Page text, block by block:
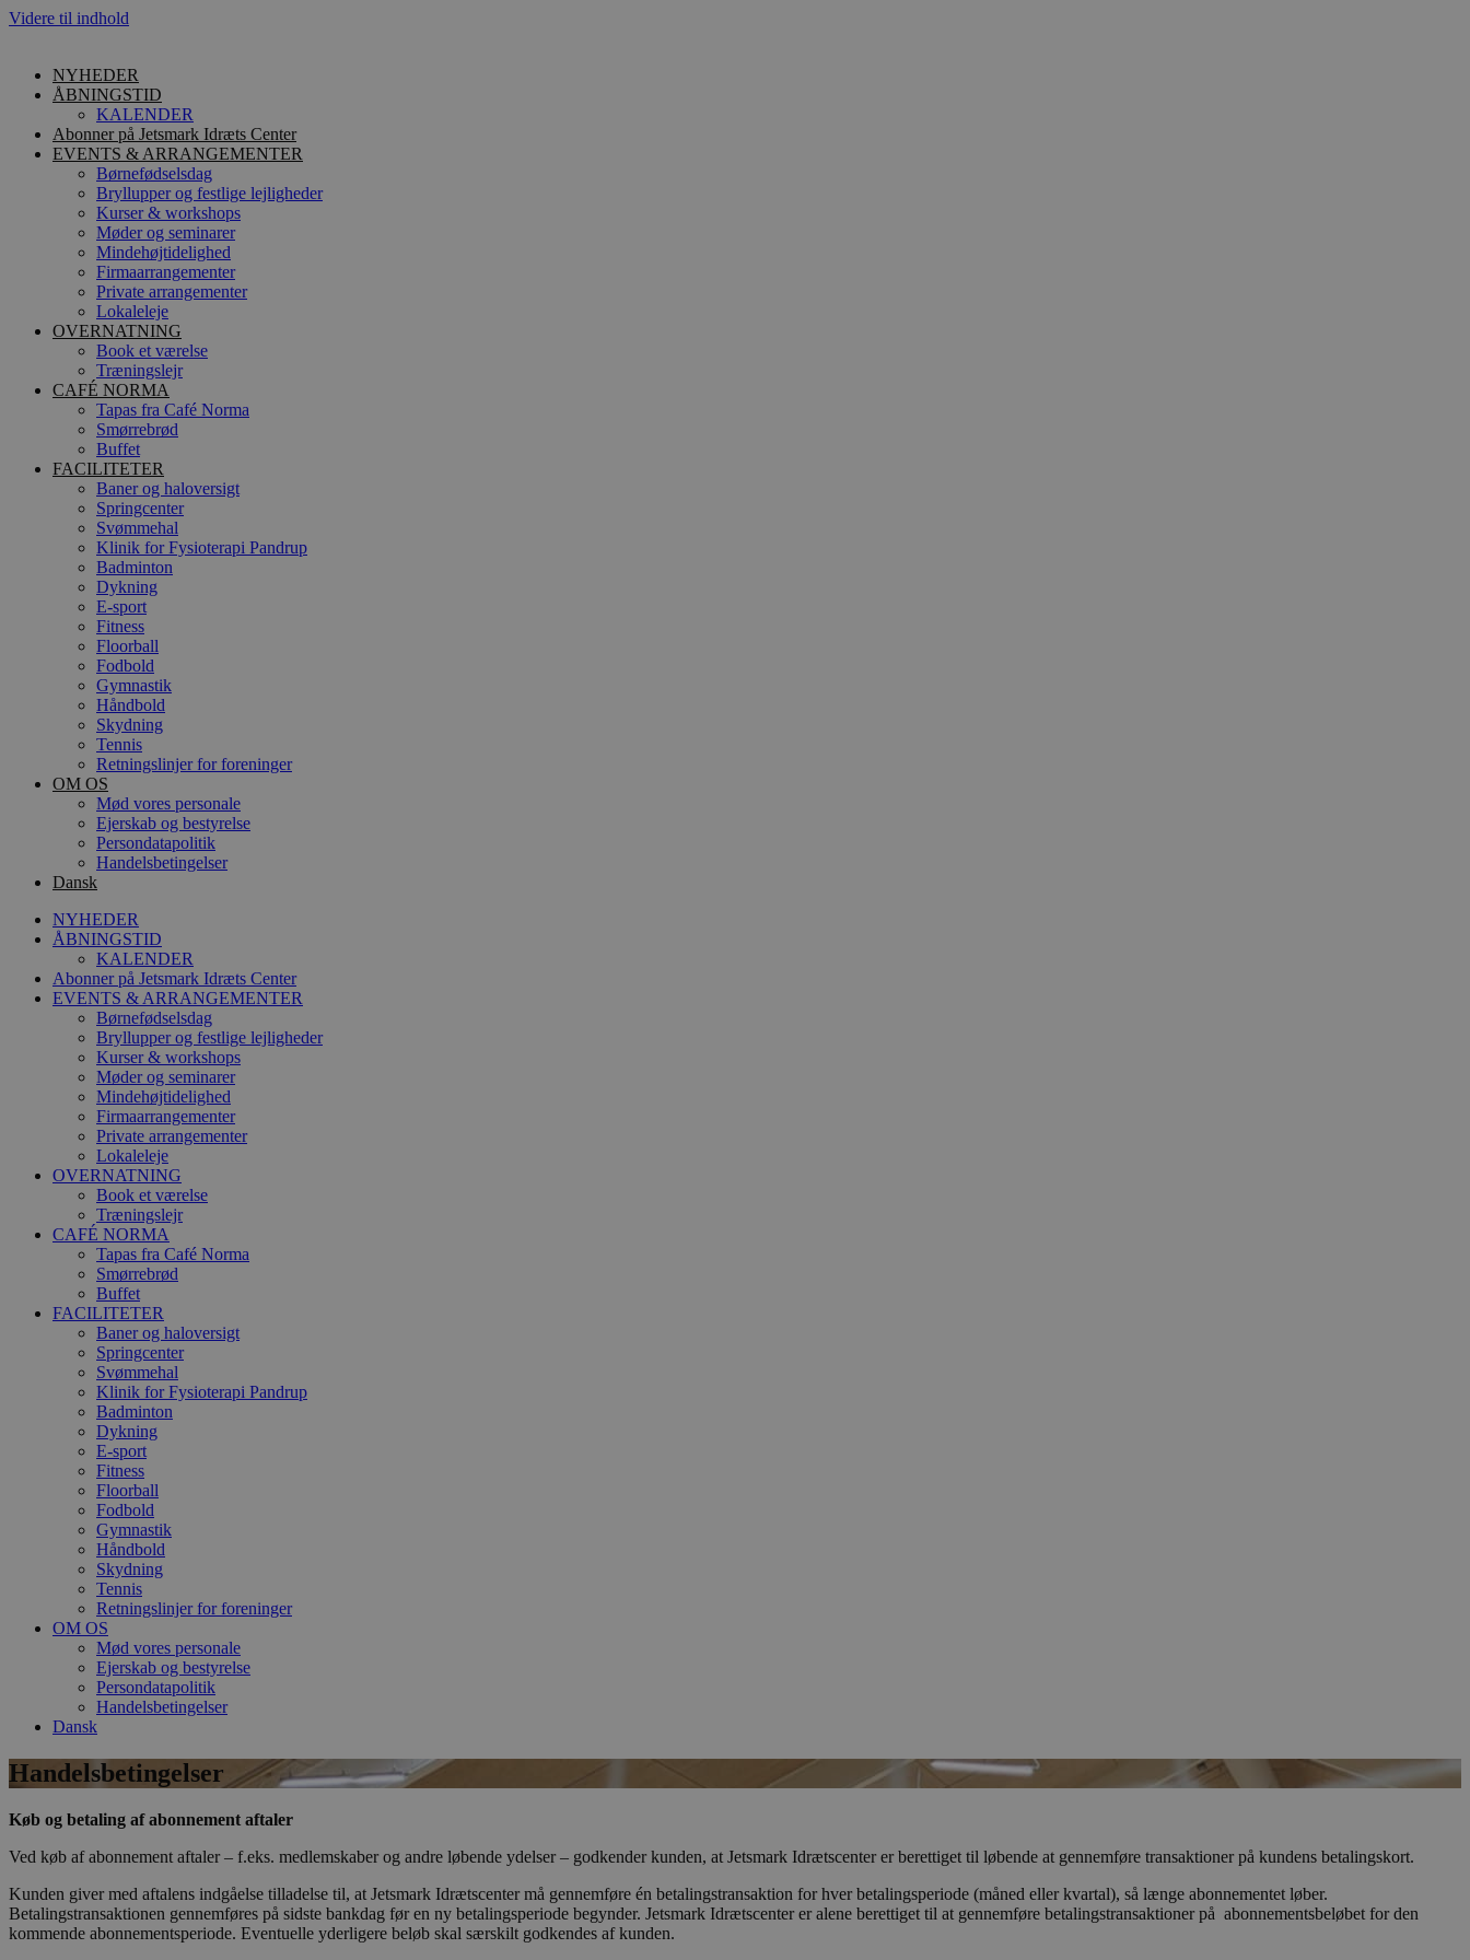
Videre til indhold
NYHEDER
ÅBNINGSTID
KALENDER
Abonner på Jetsmark Idræts Center
EVENTS & ARRANGEMENTER
Børnefødselsdag
Bryllupper og festlige lejligheder
Kurser & workshops
Møder og seminarer
Mindehøjtidelighed
Firmaarrangementer
Private arrangementer
Lokaleleje
OVERNATNING
Book et værelse
Træningslejr
CAFÉ NORMA
Tapas fra Café Norma
Smørrebrød
Buffet
FACILITETER
Baner og haloversigt
Springcenter
Svømmehal
Klinik for Fysioterapi Pandrup
Badminton
Dykning
E-sport
Fitness
Floorball
Fodbold
Gymnastik
Håndbold
Skydning
Tennis
Retningslinjer for foreninger
OM OS
Mød vores personale
Ejerskab og bestyrelse
Persondatapolitik
Handelsbetingelser
Dansk
NYHEDER
ÅBNINGSTID
KALENDER
Abonner på Jetsmark Idræts Center
EVENTS & ARRANGEMENTER
Børnefødselsdag
Bryllupper og festlige lejligheder
Kurser & workshops
Møder og seminarer
Mindehøjtidelighed
Firmaarrangementer
Private arrangementer
Lokaleleje
OVERNATNING
Book et værelse
Træningslejr
CAFÉ NORMA
Tapas fra Café Norma
Smørrebrød
Buffet
FACILITETER
Baner og haloversigt
Springcenter
Svømmehal
Klinik for Fysioterapi Pandrup
Badminton
Dykning
E-sport
Fitness
Floorball
Fodbold
Gymnastik
Håndbold
Skydning
Tennis
Retningslinjer for foreninger
OM OS
Mød vores personale
Ejerskab og bestyrelse
Persondatapolitik
Handelsbetingelser
Dansk
Handelsbetingelser
Køb og betaling af abonnement aftaler
Ved køb af abonnement aftaler – f.eks. medlemskaber og andre løbende ydelser – godkender kunden, at Jetsmark Idrætscenter er berettiget til løbende at gennemføre transaktioner på kundens betalingskort.
Kunden giver med aftalens indgåelse tilladelse til, at Jetsmark Idrætscenter må gennemføre én betalingstransaktion for hver betalingsperiode (måned eller kvartal), så længe abonnementet løber.
Betalingstransaktionen gennemføres på sidste bankdag før en ny betalingsperiode begynder. Jetsmark Idrætscenter er alene berettiget til at gennemføre betalingstransaktioner på abonnementsbeløbet for den
kommende abonnementsperiode. Eventuelle yderligere beløb skal særskilt godkendes af kunden.